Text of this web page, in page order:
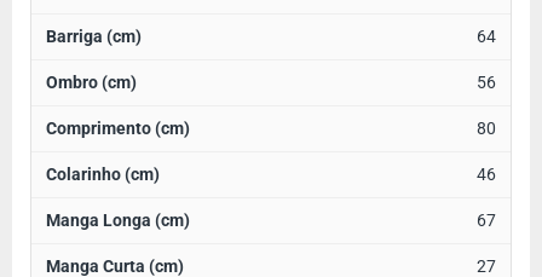
64
56
80
46
67
27